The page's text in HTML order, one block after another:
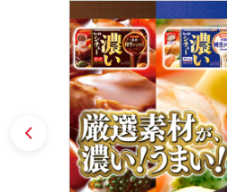
Prev